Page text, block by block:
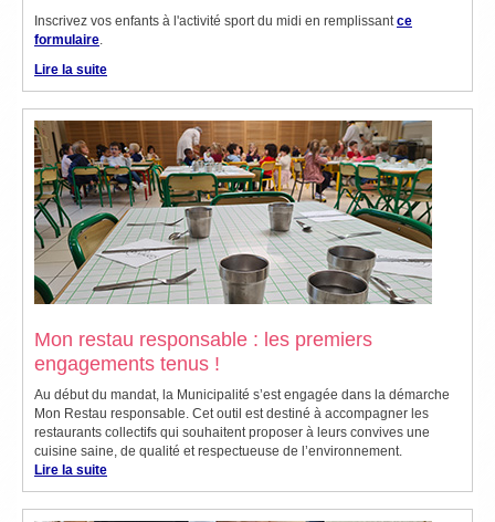
Inscrivez vos enfants à l'activité sport du midi en remplissantce
formulaire.
Lire la suite
Mon restau responsable : les premiers
engagements tenus !
Au début du mandat, la Municipalité s’est engagée dans la démarche
Mon Restau responsable. Cet outil est destiné à accompagner les
restaurants collectifs qui souhaitent proposer à leurs convives une
cuisine saine, de qualité et respectueuse de l’environnement.
Lire la suite